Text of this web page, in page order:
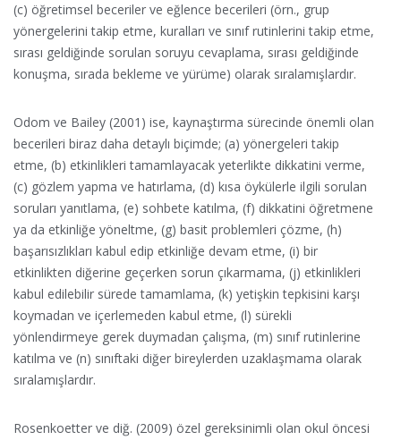
(c) öğretimsel beceriler ve eğlence becerileri (örn., grup
yönergelerini takip etme, kuralları ve sınıf rutinlerini takip etme,
sırası geldiğinde sorulan soruyu cevaplama, sırası geldiğinde
konuşma, sırada bekleme ve yürüme) olarak sıralamışlardır.
Odom ve Bailey (2001) ise, kaynaştırma sürecinde önemli olan
becerileri biraz daha detaylı biçimde; (a) yönergeleri takip
etme, (b) etkinlikleri tamamlayacak yeterlikte dikkatini verme,
(c) gözlem yapma ve hatırlama, (d) kısa öykülerle ilgili sorulan
soruları yanıtlama, (e) sohbete katılma, (f) dikkatini öğretmene
ya da etkinliğe yöneltme, (g) basit problemleri çözme, (h)
başarısızlıkları kabul edip etkinliğe devam etme, (i) bir
etkinlikten diğerine geçerken sorun çıkarmama, (j) etkinlikleri
kabul edilebilir sürede tamamlama, (k) yetişkin tepkisini karşı
koymadan ve içerlemeden kabul etme, (l) sürekli
yönlendirmeye gerek duymadan çalışma, (m) sınıf rutinlerine
katılma ve (n) sınıftaki diğer bireylerden uzaklaşmama olarak
sıralamışlardır.
Rosenkoetter ve diğ. (2009) özel gereksinimli olan okul öncesi